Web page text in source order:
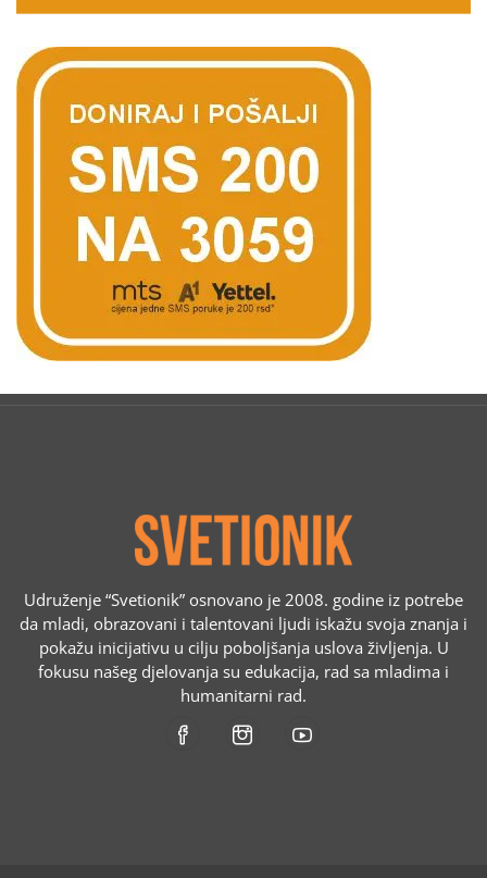
Udruženje “Svetionik” osnovano je 2008. godine iz potrebe
da mladi, obrazovani i talentovani ljudi iskažu svoja znanja i
pokažu inicijativu u cilju poboljšanja uslova življenja. U
fokusu našeg djelovanja su edukacija, rad sa mladima i
humanitarni rad.